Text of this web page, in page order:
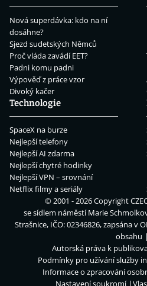
Nová superdávka: kdo na ní
dosáhne?
Sjezd sudetských Němců
Proč vláda zavádí EET?
Padni komu padni
Výpověď z práce vzor
Divoký kačer
Technologie
SpaceX na burze
Nejlepší telefony
Nejlepší AI zdarma
Nejlepší chytré hodinky
Nejlepší VPN – srovnání
Netflix filmy a seriály
© 2001 - 2026 Copyright
se sídlem náměstí Marie
Strašnice, IČO: 02346826, zapsána v
obsahu
Autorská práva k
Podmínky pro užívání služby
Informace o zpracování
Nastavení soukromí